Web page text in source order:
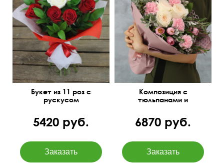
Двойной фетр
50 см
40 см
Букет из 11 роз с
рускусом
5420 руб.
Зелень: бруния, листья
питтоспорума
Композиция с
тюльпанами и
6870 руб.